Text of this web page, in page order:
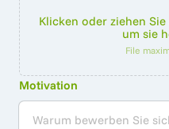
Klicken oder ziehen
um sie
File
Motivation